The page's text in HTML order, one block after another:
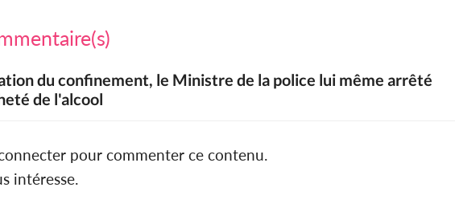
du confinement, le Ministre de la police lui même arrêté
de l'alcool
pour commenter ce contenu.
intéresse.